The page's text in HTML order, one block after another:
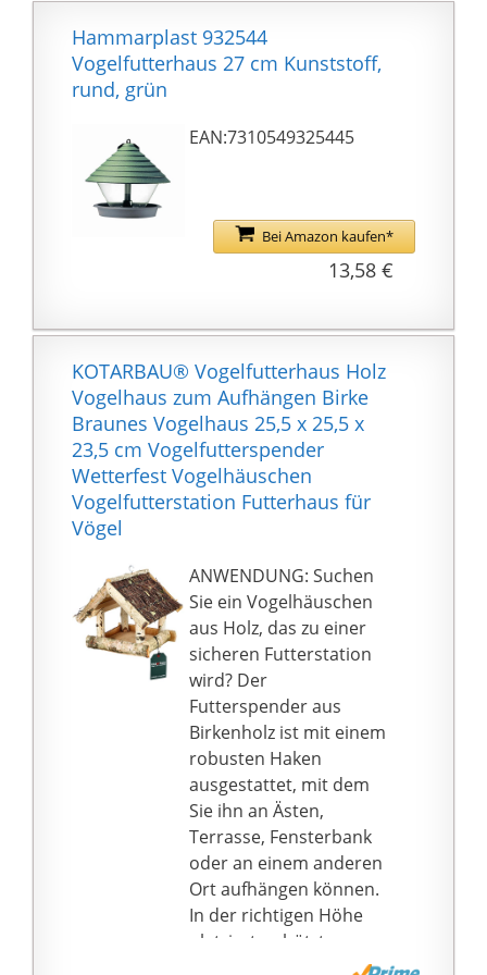
🏆 2 Nachtsichtmodi
Optional:
Vogelfutterstation mit
ohne Vögel zu stören;
Farbe. Bird Feeder mit
dem eingebauten Anti-
Noise-Mikrofon und -
Sie die Vögel deutlich
singen hören.
Aufgenommene Bilder
oder Videos werden bis
zu 7 Tage kostenlos in
Netvue Cloud
gespeichert, Sie können
einlegen.
🐦Patentiertes
vogelfreundliches
Design: Die
Vogelfutterspender
wurde professionell als
schönes Zuhause für
Ihre Vogelfreunde in
Ihrem Garten
entworfen. Das schöne
Gehäuse und der feste
Stand machen es zu
einem soliden
Vogelhaus; Der 1,5-
Liter-Behälter mit
Hammarplast 932544
Vogelfutterhaus 27 cm Kunststoff,
rund, grün
EAN:7310549325445
Bei Amazon kaufen*
13,58 €
KOTARBAU® Vogelfutterhaus Holz
Vogelhaus zum Aufhängen Birke
Braunes Vogelhaus 25,5 x 25,5 x
23,5 cm Vogelfutterspender
Wetterfest Vogelhäuschen
Vogelfutterstation Futterhaus für
Vögel
ANWENDUNG: Suchen
Sie ein Vogelhäuschen
aus Holz, das zu einer
sicheren Futterstation
wird? Der
Futterspender aus
Birkenholz ist mit einem
robusten Haken
ausgestattet, mit dem
Sie ihn an Ästen,
Terrasse, Fensterbank
oder an einem anderen
Ort aufhängen können.
In der richtigen Höhe
platziert, schützt es
Meisen, Dohlen und